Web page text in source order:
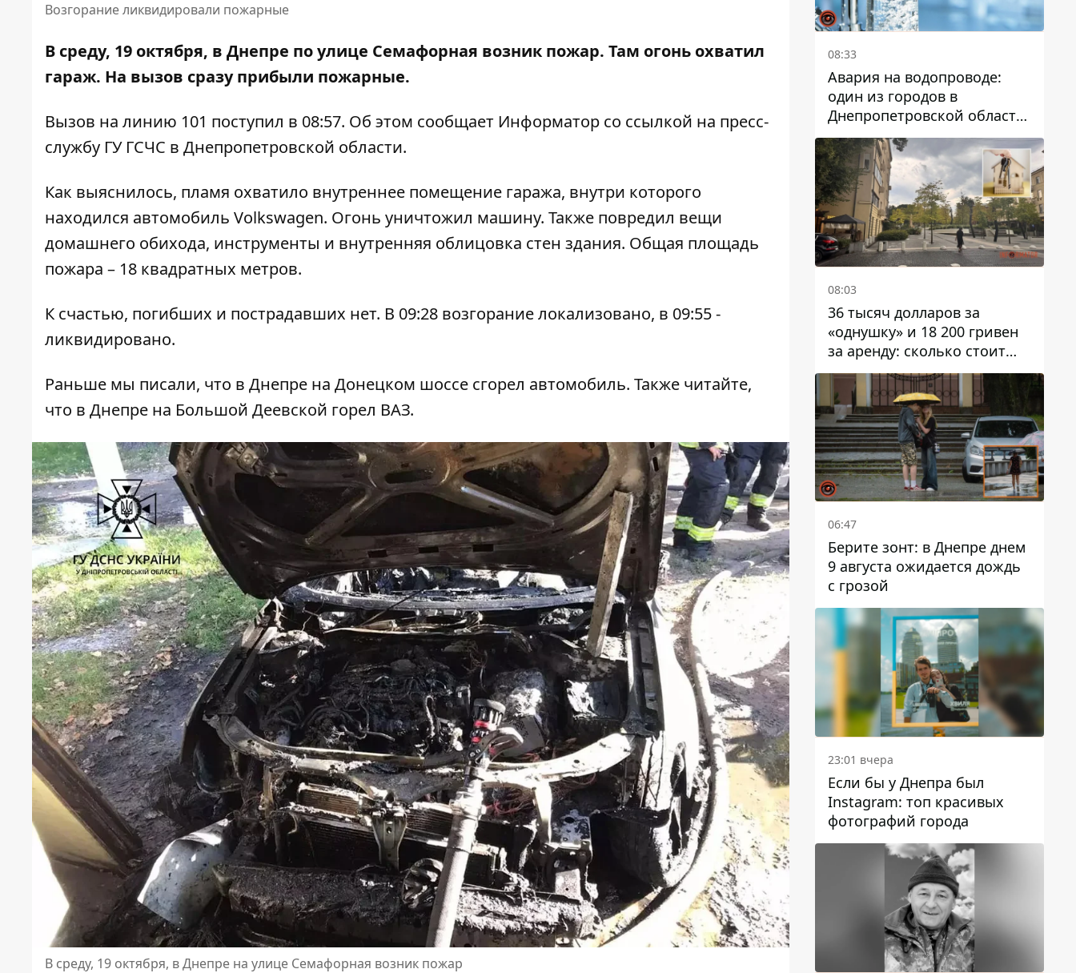
Возгорание ликвидировали пожарные
В среду, 19 октября, в Днепре по улице Семафорная возник пожар. Там огонь охватил
гараж. На вызов сразу прибыли пожарные.
Вызов на линию 101 поступил в 08:57. Об этом сообщает Информатор со ссылкой на пресс-
службу ГУ ГСЧС в Днепропетровской области.
Как выяснилось, пламя охватило внутреннее помещение гаража, внутри которого
находился автомобиль Volkswagen. Огонь уничтожил машину. Также повредил вещи
домашнего обихода, инструменты и внутренняя облицовка стен здания. Общая площадь
пожара – 18 квадратных метров.
К счастью, погибших и пострадавших нет. В 09:28 возгорание локализовано, в 09:55 -
ликвидировано.
Раньше мы писали, что в Днепре на Донецком шоссе сгорел автомобиль. Также читайте,
что в Днепре на Большой Деевской горел ВАЗ.
В среду, 19 октября, в Днепре на улице Семафорная возник пожар
08:33
Авария на водопроводе:
один из городов в
Днепропетровской области
остался без воды
08:03
36 тысяч долларов за
«однушку» и 18 200 гривен
за аренду: сколько стоит
жилье в Днепропетровской
области
06:47
Берите зонт: в Днепре днем ​​
9 августа ожидается дождь
с грозой
23:01 вчера
Если бы у Днепра был
Instagram: топ красивых
фотографий города